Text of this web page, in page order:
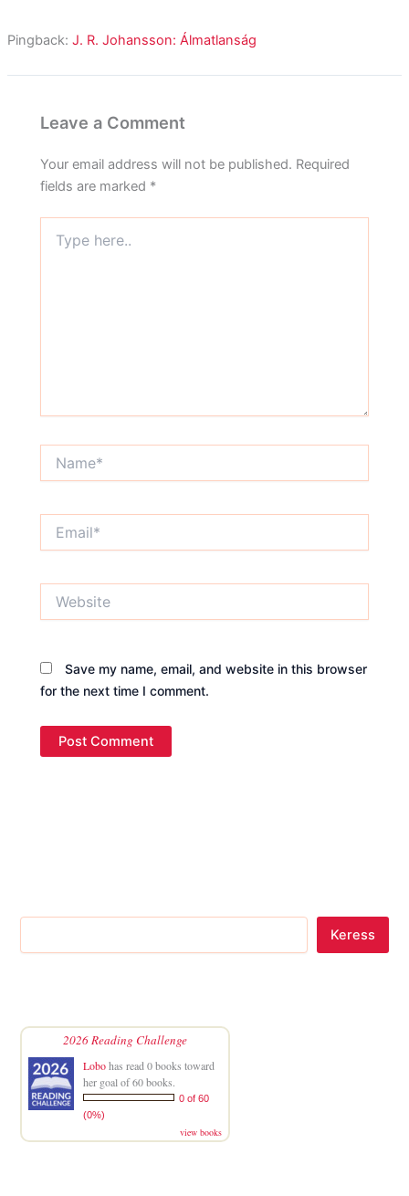
Pingback: J. R. Johansson: Álmatlanság
Leave a Comment
Your email address will not be published. Required
fields are marked *
here..
Save my name, email, and website in this browser
for the next time I comment.
Keress
2026 Reading Challenge
Lobohas read 0 books toward
her goal of 60 books.
0 of 60
(0%)
view books